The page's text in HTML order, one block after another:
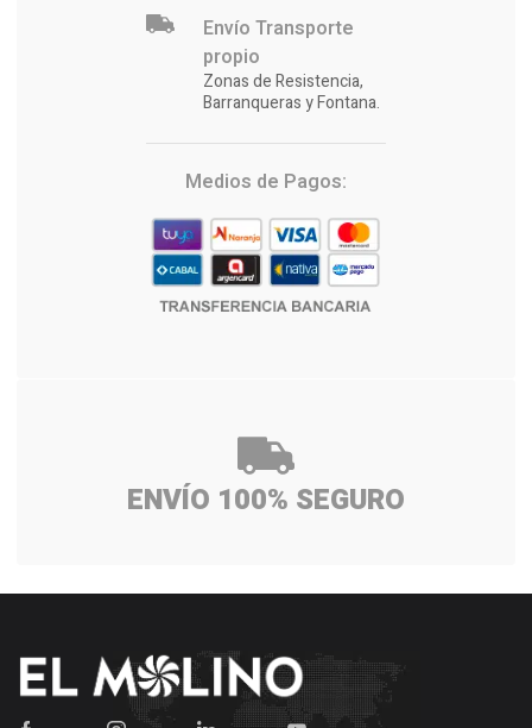
Envío Transporte
propio
Zonas de Resistencia,
Barranqueras y Fontana.
Medios de Pagos:
ENVÍO 100% SEGURO